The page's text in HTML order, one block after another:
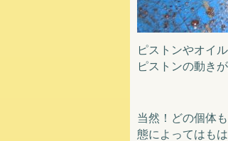
ピストンやオイ
ピストンの動き
当然！どの個体
態によってはも